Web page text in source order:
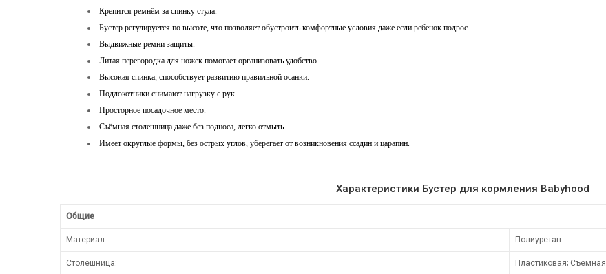
Крепится ремнём за спинку стула.
Бустер регулируется по высоте, что позволяет обустроить комфортные условия даже если ребенок подрос.
Выдвижные ремни защиты.
Литая перегородка для ножек помогает организовать удобство.
Высокая спинка, способствует развитию правильной осанки.
Подлокотники снимают нагрузку с рук.
Просторное посадочное место.
Съёмная столешница даже без подноса, легко отмыть.
Имеет округлые формы, без острых углов, уберегает от возникновения ссадин и царапин.
Характеристики Бустер для кормления Babyhood
Общие
Материал: Полиуретан
Столешница: Пластиковая; Съемная